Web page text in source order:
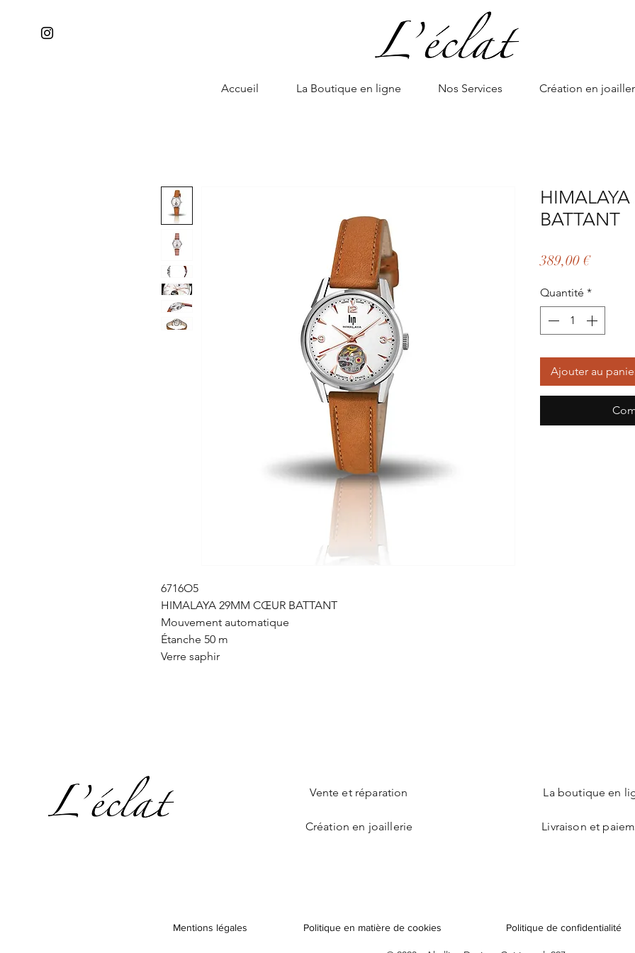
Accueil La Boutique en ligne Nos Services Création en
6716O5
HIMALAYA 29MM CŒUR BATTANT
Mouvement automatique
Étanche 50 m
Verre saphir
BATTANT
389,00 €Prix
Quantité *
Ajouter au
Vente et réparation
Création en joaillerie
La boutique en
Livraison et
Mentions légales Politique en matière de cookies Politique de confidentialité